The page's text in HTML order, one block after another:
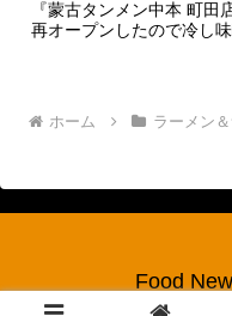
『蒙古タンメン中本 町田
再オープンしたので冷し
ホーム ラーメン
Food